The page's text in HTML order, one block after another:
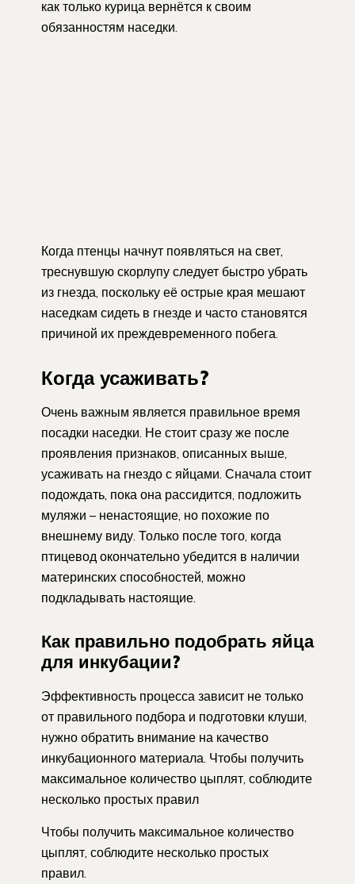
как только курица вернётся к своим
обязанностям наседки.
Когда птенцы начнут появляться на свет,
треснувшую скорлупу следует быстро убрать
из гнезда, поскольку её острые края мешают
наседкам сидеть в гнезде и часто становятся
причиной их преждевременного побега.
Когда усаживать?
Очень важным является правильное время
посадки наседки. Не стоит сразу же после
проявления признаков, описанных выше,
усаживать на гнездо с яйцами. Сначала стоит
подождать, пока она рассидится, подложить
муляжи – ненастоящие, но похожие по
внешнему виду. Только после того, когда
птицевод окончательно убедится в наличии
материнских способностей, можно
подкладывать настоящие.
Как правильно подобрать яйца
для инкубации?
Эффективность процесса зависит не только
от правильного подбора и подготовки клуши,
нужно обратить внимание на качество
инкубационного материала. Чтобы получить
максимальное количество цыплят, соблюдите
несколько простых правил
Чтобы получить максимальное количество
цыплят, соблюдите несколько простых
правил.